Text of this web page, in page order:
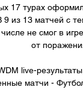
17 турах
9 из 13 матчей с
не смог в
от
live-
матчи -